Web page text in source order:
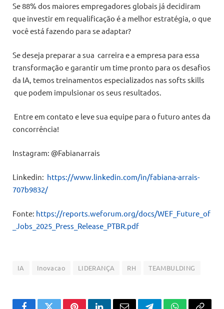
Se 88% dos maiores empregadores globais já decidiram
que investir em requalificação é a melhor estratégia, o que
você está fazendo para se adaptar?
Se deseja preparar a sua carreira e a empresa para essa
transformação e garantir um time pronto para os desafios
da IA, temos treinamentos especializados nas softs skills
que podem impulsionar os seus resultados.
Entre em contato e leve sua equipe para o futuro antes da
concorrência!
Instagram: @Fabianarrais
Linkedin: https://www.linkedin.com/in/fabiana-arrais-
707b9832/
Fonte: https://reports.weforum.org/docs/WEF_Future_of
_Jobs_2025_Press_Release_PTBR.pdf
IA Inovacao LIDERANÇA RH TEAMBULDING